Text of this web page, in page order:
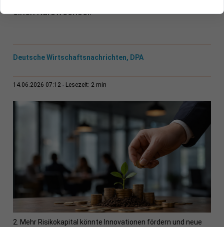
einen Kurswechsel.
Deutsche Wirtschaftsnachrichten, DPA
14.06.2026 07:12 Lesezeit: 2 min
2. Mehr Risikokapital könnte Innovationen fördern und neue